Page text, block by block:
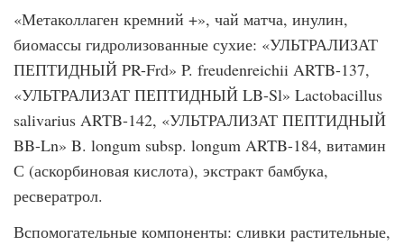
«Метаколлаген кремний +», чай матча, инулин,
биомассы гидролизованные сухие: «УЛЬТРАЛИЗАТ
ПЕПТИДНЫЙ PR-Frd» P. freudenreichii ARTB-137,
«УЛЬТРАЛИЗАТ ПЕПТИДНЫЙ LB-Sl» Lactobacillus
salivarius ARTB-142, «УЛЬТРАЛИЗАТ ПЕПТИДНЫЙ
BB-Ln» B. longum subsp. longum ARTB-184, витамин
С (аскорбиновая кислота), экстракт бамбука,
ресвератрол.
Вспомогательные компоненты: сливки растительные,